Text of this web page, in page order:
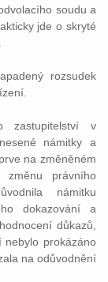
soudu a
jde o skryté
rozsudek
zastupitelství v
námitky a
na změněném
změnu právního
námitku
dokazování a
důkazů,
prokázáno
na odůvodnění